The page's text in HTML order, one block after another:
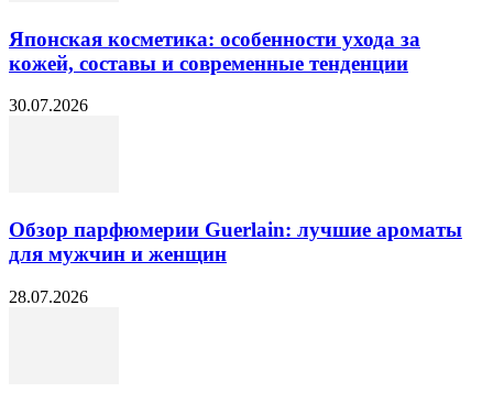
Японская косметика: особенности ухода за
кожей, составы и современные тенденции
30.07.2026
Обзор парфюмерии Guerlain: лучшие ароматы
для мужчин и женщин
28.07.2026